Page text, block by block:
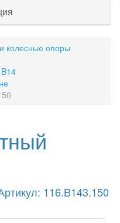
колесные опоры
116.B143.150